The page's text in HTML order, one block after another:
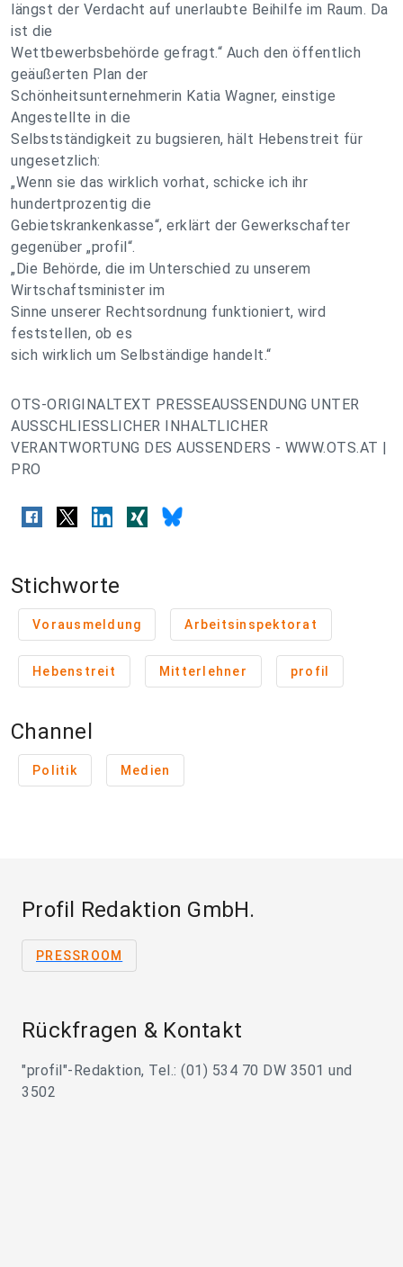
längst der Verdacht auf unerlaubte Beihilfe im Raum. Da
ist die
Wettbewerbsbehörde gefragt.“ Auch den öffentlich
geäußerten Plan der
Schönheitsunternehmerin Katia Wagner, einstige
Angestellte in die
Selbstständigkeit zu bugsieren, hält Hebenstreit für
ungesetzlich:
„Wenn sie das wirklich vorhat, schicke ich ihr
hundertprozentig die
Gebietskrankenkasse“, erklärt der Gewerkschafter
gegenüber „profil“.
„Die Behörde, die im Unterschied zu unserem
Wirtschaftsminister im
Sinne unserer Rechtsordnung funktioniert, wird
feststellen, ob es
sich wirklich um Selbständige handelt.“
OTS-ORIGINALTEXT PRESSEAUSSENDUNG UNTER
AUSSCHLIESSLICHER INHALTLICHER
VERANTWORTUNG DES AUSSENDERS - WWW.OTS.AT |
PRO
Stichworte
Vorausmeldung Arbeitsinspektorat
Hebenstreit Mitterlehner profil
Channel
Politik Medien
Profil Redaktion GmbH.
PRESSROOM
Rückfragen & Kontakt
"profil"-Redaktion, Tel.: (01) 534 70 DW 3501 und
3502